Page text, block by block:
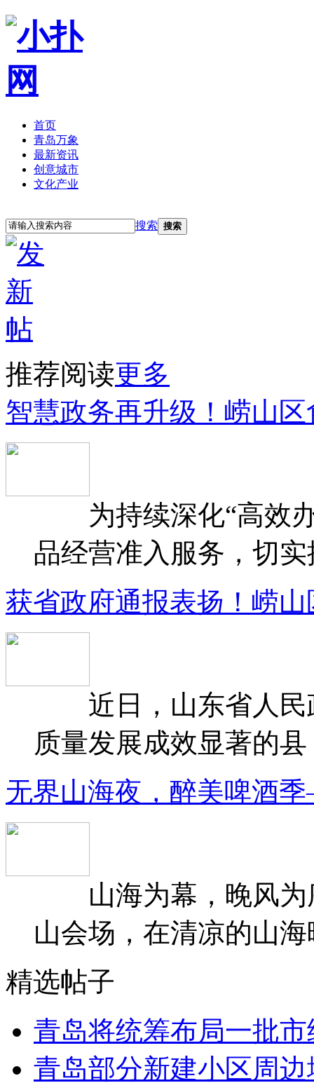
首页
青岛万象
最新资讯
创意城市
文化产业
搜索 搜索
推荐阅读更多
智慧政务再升级！崂山
为持续深化“高效办
品经营准入服务，切
获省政府通报表扬！崂
近日，山东省人民
质量发展成效显著的
无界山海夜，醉美啤酒
山海为幕，晚风为
山会场，在清凉的山
精选帖子
青岛将统筹布局一批市
青岛部分新建小区周